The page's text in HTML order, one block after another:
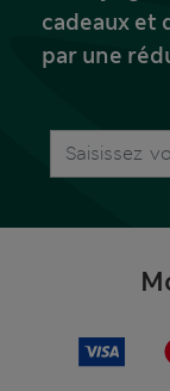
cadeaux et
par une